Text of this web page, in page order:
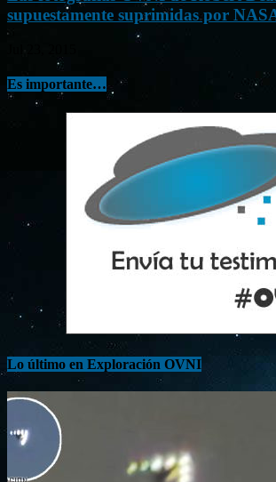
supuestamente suprimidas por
Es importante…
Lo último en Exploración OVNI